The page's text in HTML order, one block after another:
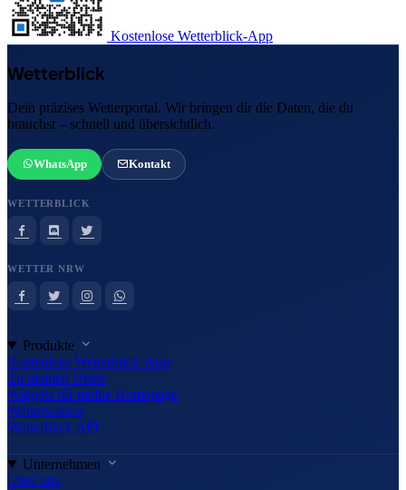
Kostenlose Wetterblick-App
Wetterblick
Dein präzises Wetterportal. Wir bringen dir die Daten, die du
brauchst – schnell und übersichtlich.
WhatsApp Kontakt
WETTERBLICK
WETTER NRW
Produkte
Kostenlose Wetterblick-App
Zu meinen Orten
Widgets für meine Homepage
Wetterwissen
Wetterblick API
Unternehmen
Über uns